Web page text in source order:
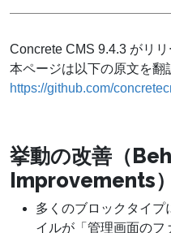
Concrete CMS 9.4.3 がリリ
本ページは以下の原文を翻
https://github.com/
挙動の改善（
Improvements）
多くのブロックタイプ
イルが「管理画面のフ